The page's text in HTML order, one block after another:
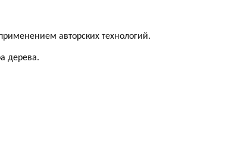
авторских технологий.
дерева.